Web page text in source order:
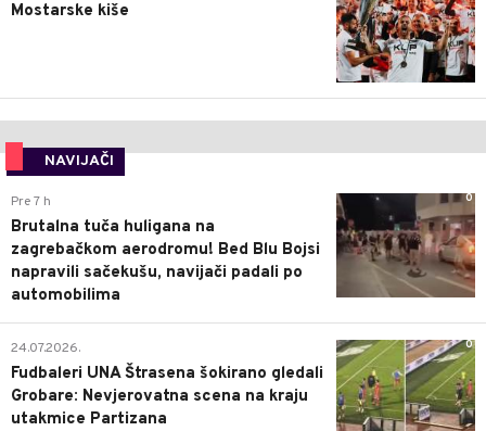
Mostarske kiše
NAVIJAČI
0
Pre 7 h
Brutalna tuča huligana na
zagrebačkom aerodromu! Bed Blu Bojsi
napravili sačekušu, navijači padali po
automobilima
0
24.07.2026.
Fudbaleri UNA Štrasena šokirano gledali
Grobare: Nevjerovatna scena na kraju
utakmice Partizana